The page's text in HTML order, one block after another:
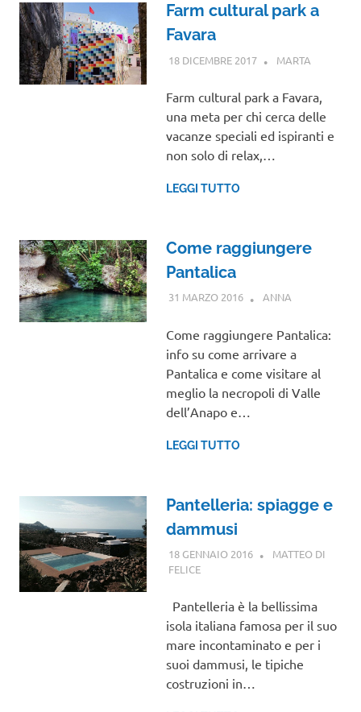
Farm cultural park a
Favara
18 DICEMBRE 2017 MARTA
Farm cultural park a Favara,
una meta per chi cerca delle
vacanze speciali ed ispiranti e
non solo di relax,…
LEGGI TUTTO
Come raggiungere
Pantalica
31 MARZO 2016 ANNASICILIA
Come raggiungere Pantalica:
info su come arrivare a
Pantalica e come visitare al
meglio la necropoli di Valle
dell’Anapo e…
LEGGI TUTTO
Pantelleria: spiagge e
dammusi
18 GENNAIO 2016
MATTEO DI
FELICESICILIA
Pantelleria è la bellissima
isola italiana famosa per il suo
mare incontaminato e per i
suoi dammusi, le tipiche
costruzioni in…